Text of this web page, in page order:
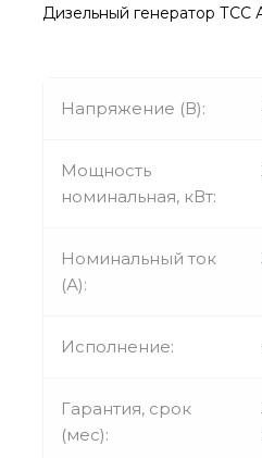
Дизельный генератор
Напряжение (В):
Мощность
номинальная, кВт:
Номинальный ток
(А):
Исполнение:
Гарантия, срок
(мес):